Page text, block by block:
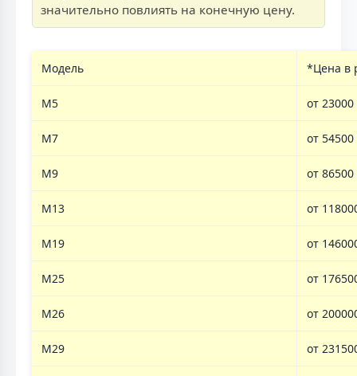
значительно повлиять на конечную цену.
Модель *Цена в
M5 от 23000
M7 от 54500
M9 от 86500
M13 от
M19 от
M25 от
M26 от
M29 от